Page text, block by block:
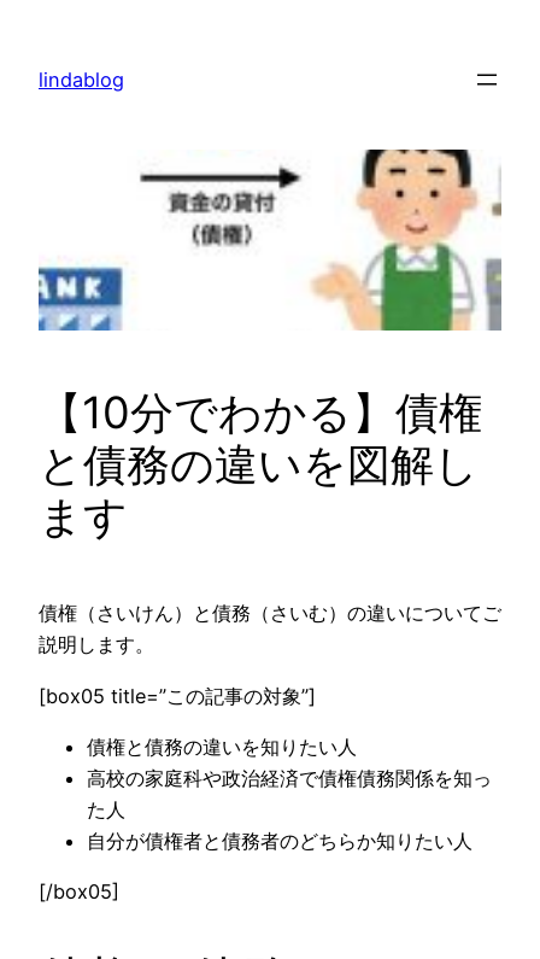
lindablog
【10分でわかる】債権
と債務の違いを図解し
ます
債権（さいけん）と債務（さいむ）の違いについてご
説明します。
[box05 title=”この記事の対象”]
債権と債務の違いを知りたい人
高校の家庭科や政治経済で債権債務関係を知っ
た人
自分が債権者と債務者のどちらか知りたい人
[/box05]